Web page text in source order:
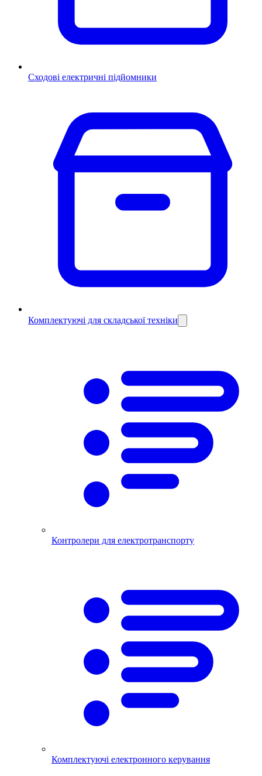
Сходові електричні підйомники
Комплектуючі для складської техніки
Контролери для електротранспорту
Комплектуючі електронного керування